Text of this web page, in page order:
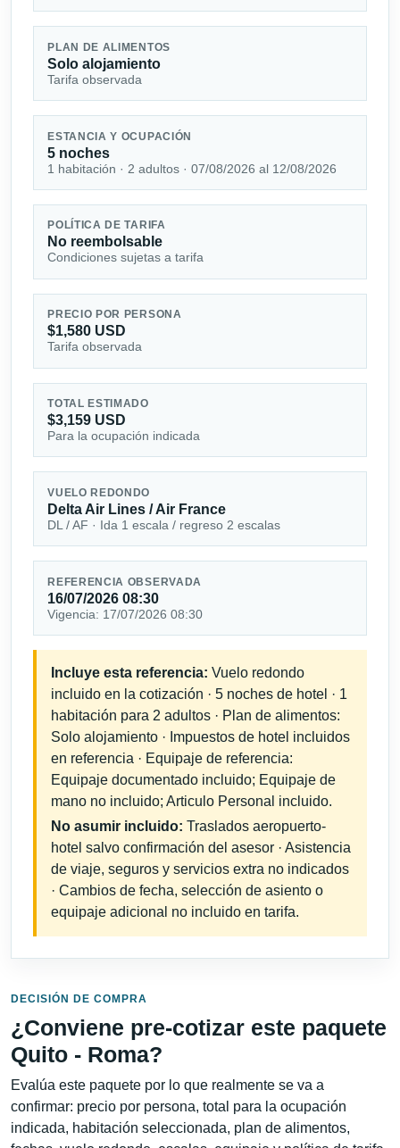
PLAN DE ALIMENTOS
Solo alojamiento
Tarifa observada
ESTANCIA Y OCUPACIÓN
5 noches
1 habitación · 2 adultos · 07/08/2026 al 12/08/2026
POLÍTICA DE TARIFA
No reembolsable
Condiciones sujetas a tarifa
PRECIO POR PERSONA
$1,580 USD
Tarifa observada
TOTAL ESTIMADO
$3,159 USD
Para la ocupación indicada
VUELO REDONDO
Delta Air Lines / Air France
DL / AF · Ida 1 escala / regreso 2 escalas
REFERENCIA OBSERVADA
16/07/2026 08:30
Vigencia: 17/07/2026 08:30
Incluye esta referencia: Vuelo redondo
incluido en la cotización · 5 noches de hotel · 1
habitación para 2 adultos · Plan de alimentos:
Solo alojamiento · Impuestos de hotel incluidos
en referencia · Equipaje de referencia:
Equipaje documentado incluido; Equipaje de
mano no incluido; Articulo Personal incluido.
No asumir incluido: Traslados aeropuerto-
hotel salvo confirmación del asesor · Asistencia
de viaje, seguros y servicios extra no indicados
· Cambios de fecha, selección de asiento o
equipaje adicional no incluido en tarifa.
DECISIÓN DE COMPRA
¿Conviene pre-cotizar este paquete
Quito - Roma?
Evalúa este paquete por lo que realmente se va a
confirmar: precio por persona, total para la ocupación
indicada, habitación seleccionada, plan de alimentos,